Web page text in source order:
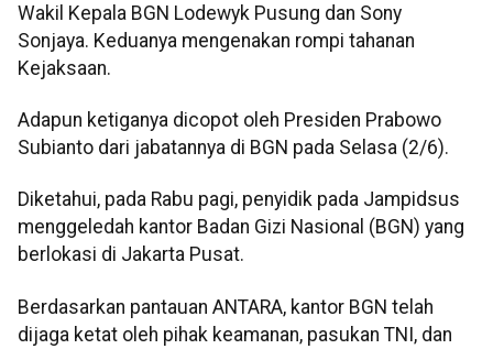
Wakil Kepala BGN Lodewyk Pusung dan Sony
Sonjaya. Keduanya mengenakan rompi tahanan
Kejaksaan.
Adapun ketiganya dicopot oleh Presiden Prabowo
Subianto dari jabatannya di BGN pada Selasa (2/6).
Diketahui, pada Rabu pagi, penyidik pada Jampidsus
menggeledah kantor Badan Gizi Nasional (BGN) yang
berlokasi di Jakarta Pusat.
Berdasarkan pantauan ANTARA, kantor BGN telah
dijaga ketat oleh pihak keamanan, pasukan TNI, dan